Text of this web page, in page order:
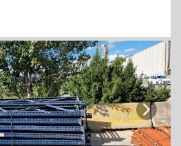
Next